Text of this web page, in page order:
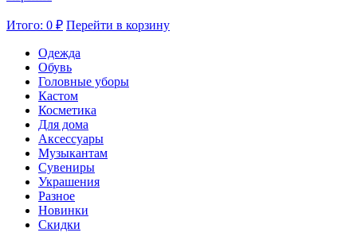
Итого: 0 ₽ Перейти в корзину
Одежда
Обувь
Головные уборы
Кастом
Косметика
Для дома
Аксессуары
Музыкантам
Сувениры
Украшения
Разное
Новинки
Скидки